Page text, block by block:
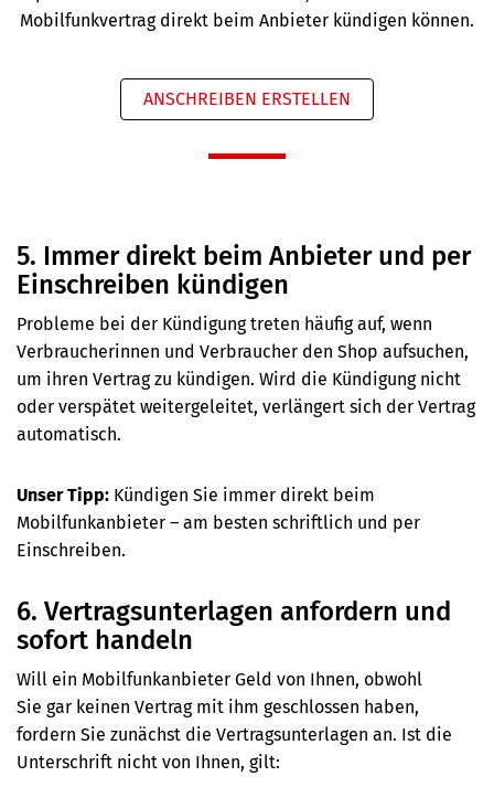
Mobilfunkvertrag direkt beim Anbieter kündigen können.
ANSCHREIBEN ERSTELLEN
5. Immer direkt beim Anbieter und per
Einschreiben kündigen
Probleme bei der Kündigung treten häufig auf, wenn
Verbraucherinnen und Verbraucher den Shop aufsuchen,
um ihren Vertrag zu kündigen. Wird die Kündigung nicht
oder verspätet weitergeleitet, verlängert sich der Vertrag
automatisch.
Unser Tipp: Kündigen Sie immer direkt beim
Mobilfunkanbieter – am besten schriftlich und per
Einschreiben.
6. Vertragsunterlagen anfordern und
sofort handeln
Will ein Mobilfunkanbieter Geld von Ihnen, obwohl
Sie gar keinen Vertrag mit ihm geschlossen haben,
fordern Sie zunächst die Vertragsunterlagen an. Ist die
Unterschrift nicht von Ihnen, gilt: